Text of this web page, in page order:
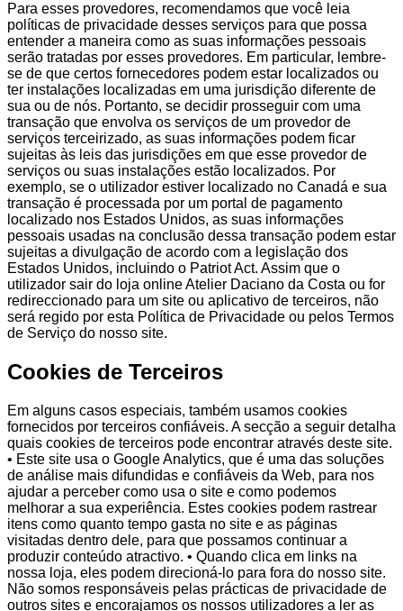
Para esses provedores, recomendamos que você leia
políticas de privacidade desses serviços para que possa
entender a maneira como as suas informações pessoais
serão tratadas por esses provedores. Em particular, lembre-
se de que certos fornecedores podem estar localizados ou
ter instalações localizadas em uma jurisdição diferente de
sua ou de nós. Portanto, se decidir prosseguir com uma
transação que envolva os serviços de um provedor de
serviços terceirizado, as suas informações podem ficar
sujeitas às leis das jurisdições em que esse provedor de
serviços ou suas instalações estão localizados. Por
exemplo, se o utilizador estiver localizado no Canadá e sua
transação é processada por um portal de pagamento
localizado nos Estados Unidos, as suas informações
pessoais usadas na conclusão dessa transação podem estar
sujeitas a divulgação de acordo com a legislação dos
Estados Unidos, incluindo o Patriot Act. Assim que o
utilizador sair do loja online Atelier Daciano da Costa ou for
redireccionado para um site ou aplicativo de terceiros, não
será regido por esta Política de Privacidade ou pelos Termos
de Serviço do nosso site.
Cookies de Terceiros
Em alguns casos especiais, também usamos cookies
fornecidos por terceiros confiáveis. A secção a seguir detalha
quais cookies de terceiros pode encontrar através deste site.
• Este site usa o Google Analytics, que é uma das soluções
de análise mais difundidas e confiáveis da Web, para nos
ajudar a perceber como usa o site e como podemos
melhorar a sua experiência. Estes cookies podem rastrear
itens como quanto tempo gasta no site e as páginas
visitadas dentro dele, para que possamos continuar a
produzir conteúdo atractivo. • Quando clica em links na
nossa loja, eles podem direcioná-lo para fora do nosso site.
Não somos responsáveis pelas prácticas de privacidade de
outros sites e encorajamos os nossos utilizadores a ler as